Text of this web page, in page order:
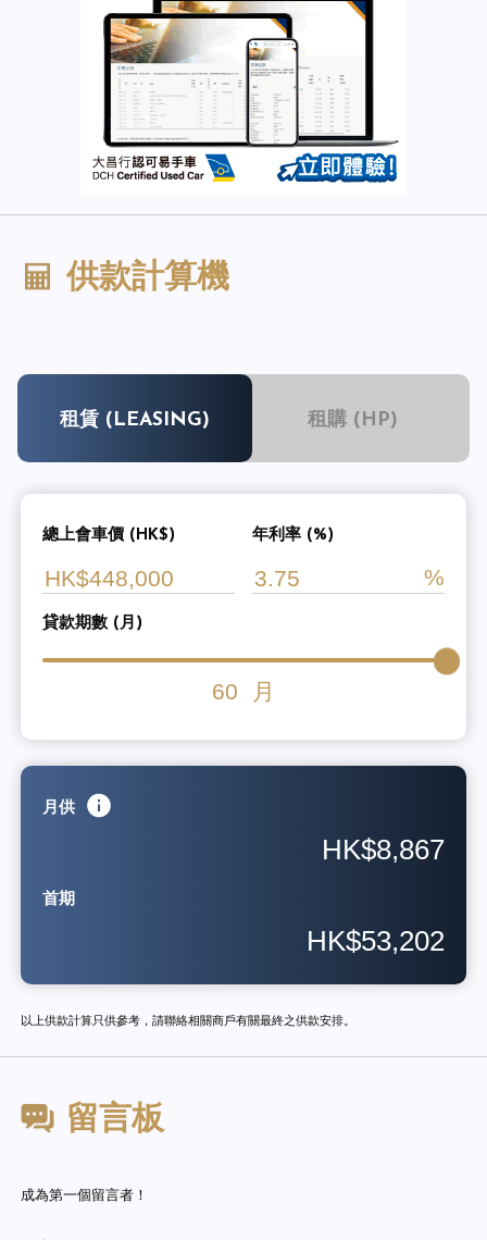
供款計算機
租賃 (LEASING) 租購 (HP)
總上會車價 (HK$) 年利率 (%)
貸款期數 (月)
60 月
月供
HK$8,867
首期
HK$53,202
以上供款計算只供參考，請聯絡相關商戶有關最終之供款安排。
留言板
成為第一個留言者！